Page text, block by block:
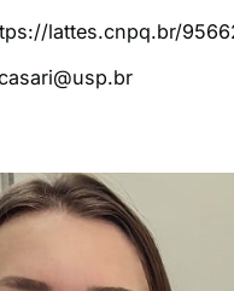
lattes.cnpq.br/